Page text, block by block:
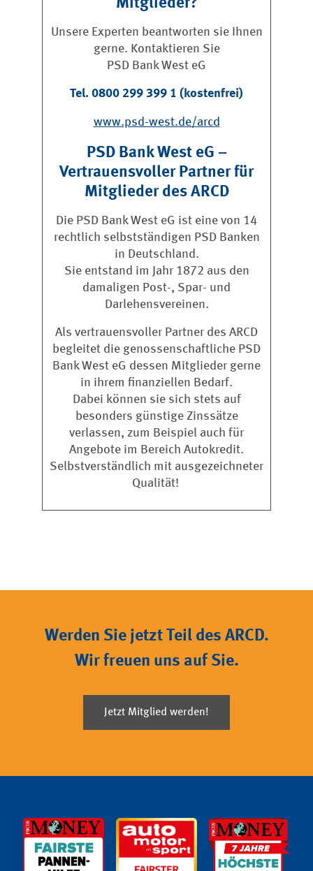
Unsere Experten beantworten sie Ihnen
gerne. Kontaktieren Sie
PSD Bank West eG
Tel. 0800 299 399 1 (kostenfrei)
www.psd-west.de/arcd
PSD Bank West eG –
Vertrauensvoller Partner für
Mitglieder des ARCD
Die PSD Bank West eG ist eine von 14
rechtlich selbstständigen PSD Banken
in Deutschland.
Sie entstand im Jahr 1872 aus den
damaligen Post-, Spar- und
Darlehensvereinen.
Als vertrauensvoller Partner des ARCD
begleitet die genossenschaftliche PSD
Bank West eG dessen Mitglieder gerne
in ihrem finanziellen Bedarf.
Dabei können sie sich stets auf
besonders günstige Zinssätze
verlassen, zum Beispiel auch für
Angebote im Bereich Autokredit.
Selbstverständlich mit ausgezeichneter
Qualität!
Werden Sie jetzt Teil des ARCD.
Wir freuen uns auf Sie.
Jetzt Mitglied werden!